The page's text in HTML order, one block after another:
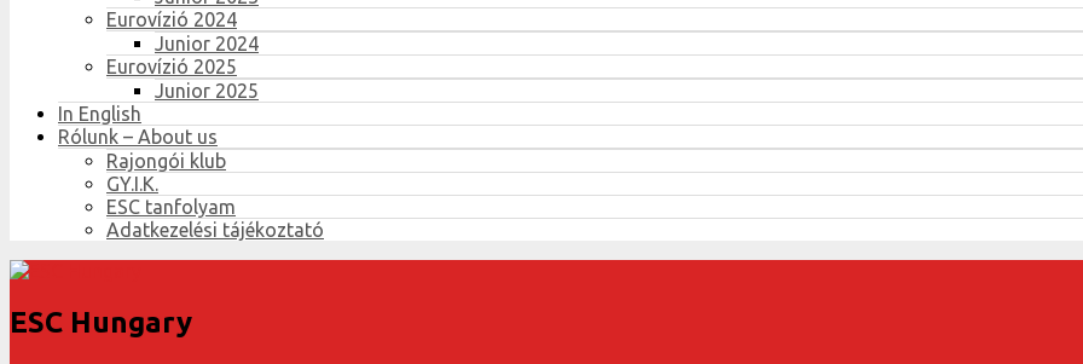
Eurovízió 2024
Junior 2024
Eurovízió 2025
Junior 2025
In English
Rólunk – About us
Rajongói klub
GY.I.K.
ESC tanfolyam
Adatkezelési tájékoztató
ESC Hungary